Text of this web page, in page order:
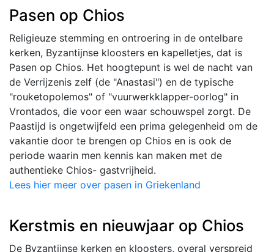
Pasen op Chios
Religieuze stemming en ontroering in de ontelbare
kerken, Byzantijnse kloosters en kapelletjes, dat is
Pasen op Chios. Het hoogtepunt is wel de nacht van
de Verrijzenis zelf (de "Anastasi") en de typische
"rouketopolemos" of "vuurwerkklapper-oorlog" in
Vrontados, die voor een waar schouwspel zorgt. De
Paastijd is ongetwijfeld een prima gelegenheid om de
vakantie door te brengen op Chios en is ook de
periode waarin men kennis kan maken met de
authentieke Chios- gastvrijheid.
Lees hier meer over pasen in Griekenland
Kerstmis en nieuwjaar op Chios
De Byzantijnse kerken en kloosters, overal verspreid